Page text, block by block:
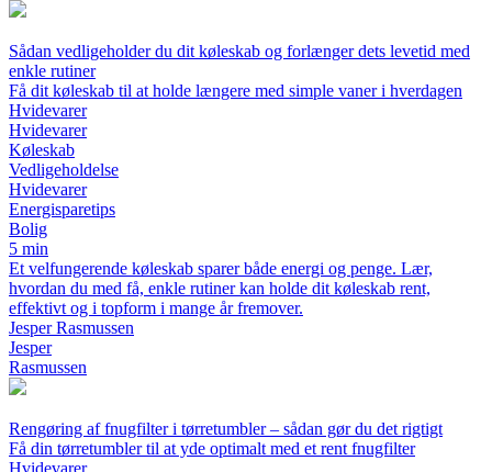
Sådan vedligeholder du dit køleskab og forlænger dets levetid med
enkle rutiner
Få dit køleskab til at holde længere med simple vaner i hverdagen
Hvidevarer
Hvidevarer
Køleskab
Vedligeholdelse
Hvidevarer
Energisparetips
Bolig
5 min
Et velfungerende køleskab sparer både energi og penge. Lær,
hvordan du med få, enkle rutiner kan holde dit køleskab rent,
effektivt og i topform i mange år fremover.
Jesper Rasmussen
Jesper
Rasmussen
Rengøring af fnugfilter i tørretumbler – sådan gør du det rigtigt
Få din tørretumbler til at yde optimalt med et rent fnugfilter
Hvidevarer